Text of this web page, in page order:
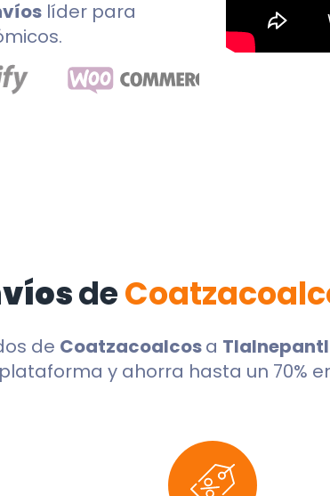
líder para
de
de Coatzacoalcosa
y ahorra hasta un 70%